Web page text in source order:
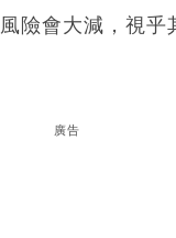
險會大減，視
廣告